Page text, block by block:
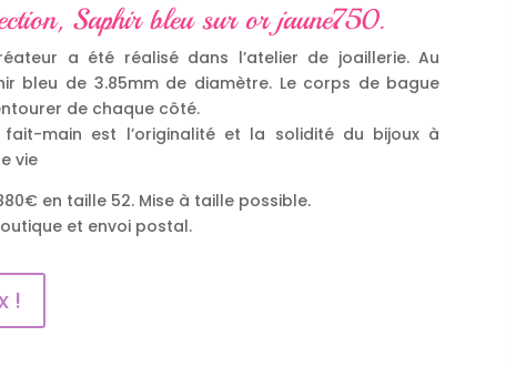
Saphir bleu sur or jaune750.
a été réalisé dans l’atelier de joaillerie. Au
bleu de 3.85mm de diamètre. Le corps de bague
de chaque côté.
fait-main est l’originalité et la solidité du bijoux à
vie
en taille 52. Mise à taille possible.
et envoi postal.
!